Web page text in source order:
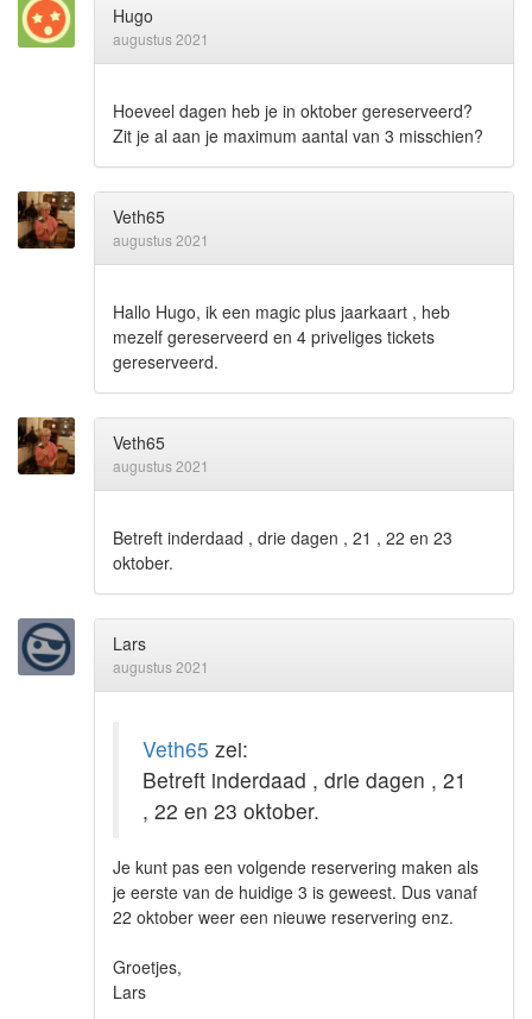
Hugo
augustus 2021
Hoeveel dagen heb je in oktober gereserveerd?
Zit je al aan je maximum aantal van 3 misschien?
Veth65
augustus 2021
Hallo Hugo, ik een magic plus jaarkaart , heb
mezelf gereserveerd en 4 priveliges tickets
gereserveerd.
Veth65
augustus 2021
Betreft inderdaad , drie dagen , 21 , 22 en 23
oktober.
Lars
augustus 2021
Veth65 zei:
Betreft inderdaad , drie dagen , 21
, 22 en 23 oktober.
Je kunt pas een volgende reservering maken als
je eerste van de huidige 3 is geweest. Dus vanaf
22 oktober weer een nieuwe reservering enz.
Groetjes,
Lars